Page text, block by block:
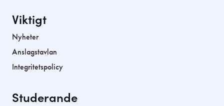
Viktigt
Nyheter
Anslagstavlan
Integritetspolicy
Studerande